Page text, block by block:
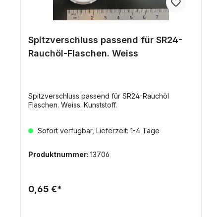
Spitzverschluss passend für SR24-
Rauchöl-Flaschen. Weiss
Spitzverschluss passend für SR24-Rauchöl
Flaschen. Weiss. Kunststoff.
Sofort verfügbar, Lieferzeit: 1-4 Tage
Produktnummer: 13706
0,65 €*